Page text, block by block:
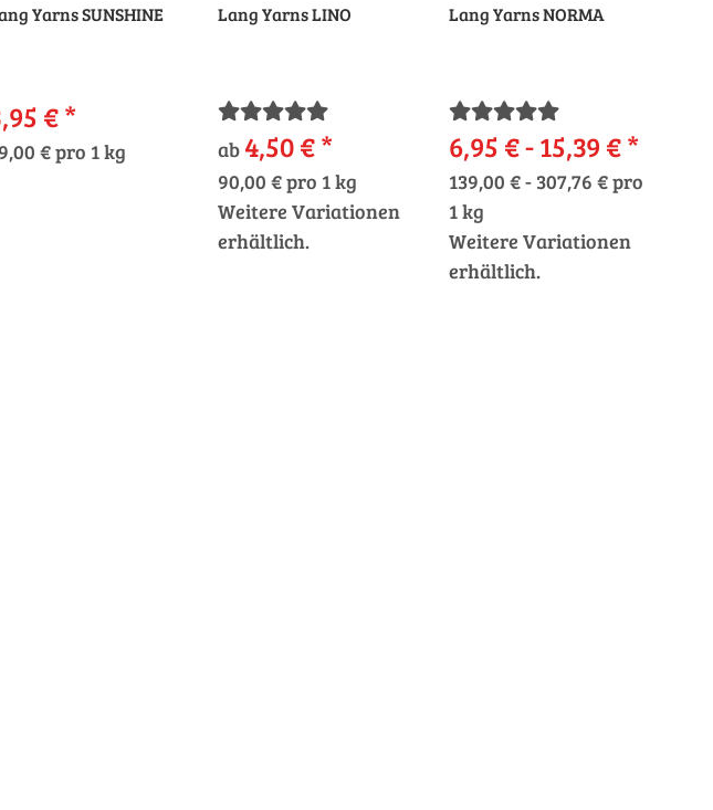
Yarns SUNSHINE
€*
€ pro 1 kg
Lang Yarns LINO
ab 4,50 €*
90,00 € pro 1 kg
Weitere Variationen
erhältlich.
Lang Yarns NORMA
6,95 € -15,39 €*
139,00 € - 307,76 € pro
1 kg
Weitere Variationen
erhältlich.